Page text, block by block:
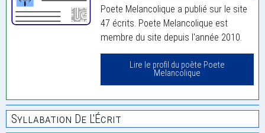
Poete Melancolique a publié sur le site
47 écrits. Poete Melancolique est
membre du site depuis l'année 2010.
Lire le profil du poète Poete
Melancolique
Syllabation De L'Écrit